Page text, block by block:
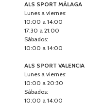
ALS SPORT MÁLAGA
Lunes a viernes:
10:00 a 14:00
17:30 a 21:00
Sábados:
10:00 a 14:00
ALS SPORT VALENCIA
Lunes a viernes:
10:00 a 20:30
Sábados:
10:00 a 14:00